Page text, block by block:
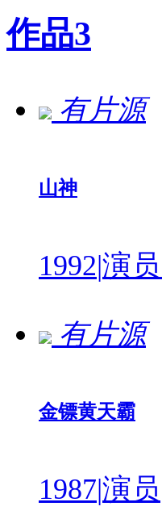
作品3
有片源
山神
1992|演
有片源
金镖黄天霸
1987|演员